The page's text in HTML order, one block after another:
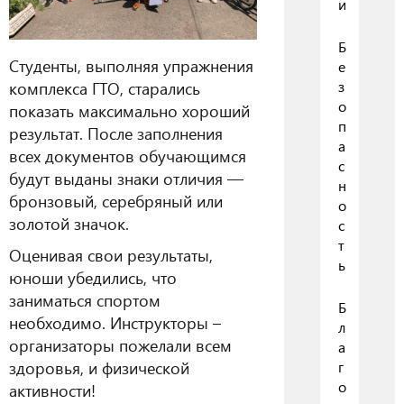
Студенты, выполняя упражнения
комплекса ГТО, старались
показать максимально хороший
результат. После заполнения
всех документов обучающимся
будут выданы знаки отличия —
бронзовый, серебряный или
золотой значок.
Оценивая свои результаты,
юноши убедились, что
заниматься спортом
необходимо. Инструкторы –
организаторы пожелали всем
здоровья, и физической
активности!
и
Б
е
з
о
п
а
с
н
о
с
т
ь
Б
л
а
г
о